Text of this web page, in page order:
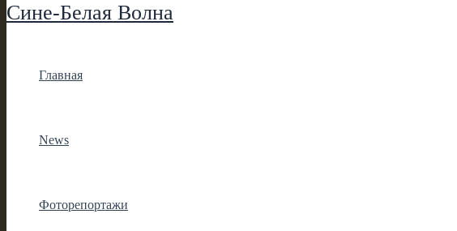
Сине-Белая Волна
Главная
News
Фоторепортажи